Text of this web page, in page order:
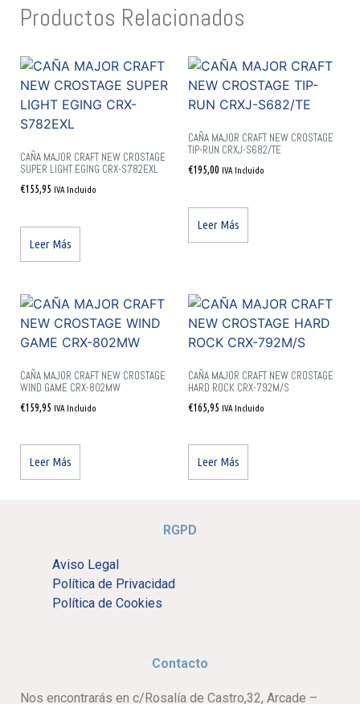
Productos Relacionados
CAÑA MAJOR CRAFT NEW CROSTAGE
SUPER LIGHT EGING CRX-S782EXL
€155,95 IVA Incluido
Leer Más
CAÑA MAJOR CRAFT NEW CROSTAGE
TIP-RUN CRXJ-S682/TE
€195,00 IVA Incluido
Leer Más
CAÑA MAJOR CRAFT NEW CROSTAGE
WIND GAME CRX-802MW
€159,95 IVA Incluido
Leer Más
CAÑA MAJOR CRAFT NEW CROSTAGE
HARD ROCK CRX-792M/S
€165,95 IVA Incluido
Leer Más
RGPD
Aviso Legal
Política de Privacidad
Política de Cookies
Contacto
Nos encontrarás en c/Rosalía de Castro,32, Arcade –